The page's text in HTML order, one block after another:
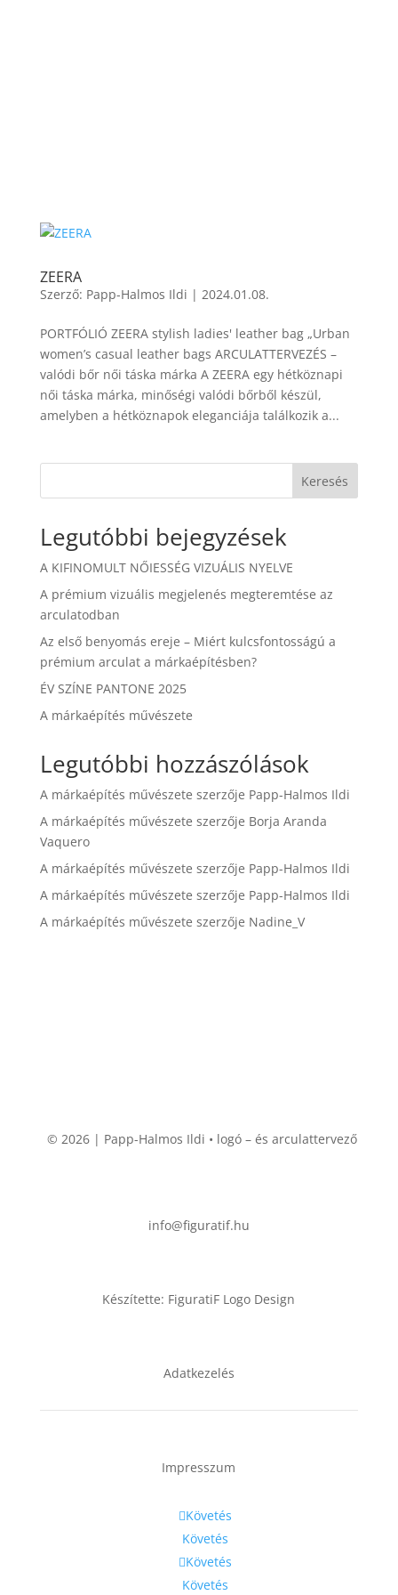
ZEERA
Szerző: Papp-Halmos Ildi | 2024.01.08.
PORTFÓLIÓ ZEERA stylish ladies' leather bag „Urban
women’s casual leather bags ARCULATTERVEZÉS –
valódi bőr női táska márka A ZEERA egy hétköznapi
női táska márka, minőségi valódi bőrből készül,
amelyben a hétköznapok eleganciája találkozik a...
Keresés
Legutóbbi bejegyzések
A KIFINOMULT NŐIESSÉG VIZUÁLIS NYELVE
A prémium vizuális megjelenés megteremtése az
arculatodban
Az első benyomás ereje – Miért kulcsfontosságú a
prémium arculat a márkaépítésben?
ÉV SZÍNE PANTONE 2025
A márkaépítés művészete
Legutóbbi hozzászólások
A márkaépítés művészete szerzője Papp-Halmos Ildi
A márkaépítés művészete szerzője Borja Aranda
Vaquero
A márkaépítés művészete szerzője Papp-Halmos Ildi
A márkaépítés művészete szerzője Papp-Halmos Ildi
A márkaépítés művészete szerzője Nadine_V
© 2026 | Papp-Halmos Ildi • logó – és arculattervező
info@figuratif.hu
Készítette: FiguratiF Logo Design
Adatkezelés
Impresszum
Követés
Követés
Követés
Követés